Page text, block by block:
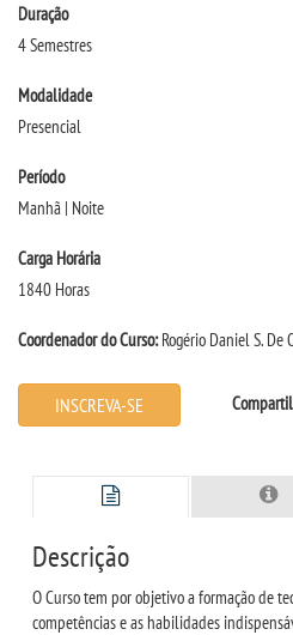
SEGUNDA GRADUAÇÃO
EDITAL
PUBLICAÇÕES
LOGIN
Duração
4 Semestres
Modalidade
Presencial
Período
Manhã | Noite
Carga Horária
1840 Horas
Coordenador do Curso: Rogério Daniel S. De
INSCREVA-SE
Descrição
O Curso tem por objetivo a formação de
competências e as habilidades